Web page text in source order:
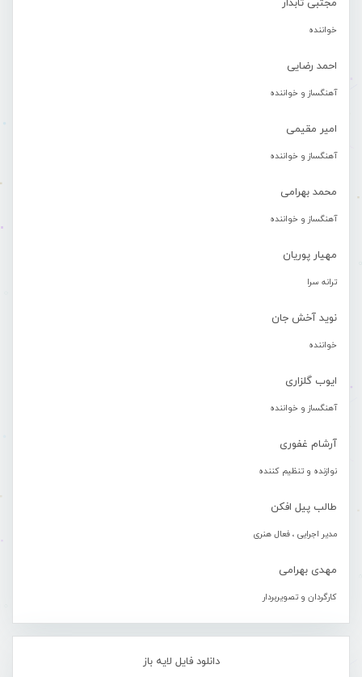
مجتبی تابدار
خواننده
احمد رضایی
آهنگساز و خواننده
امیر مقیمی
آهنگساز و خواننده
محمد بهرامی
آهنگساز و خواننده
مهیار پوریان
ترانه سرا
نوید آخش جان
خواننده
ایوب گلزاری
آهنگساز و خواننده
آرشام غفوری
نوازنده و تنظیم کننده
طالب پیل افکن
مدیر اجرایی ، فعال هنری
مهدی بهرامی
کارگردان و تصویربردار
دانلود فایل لایه باز